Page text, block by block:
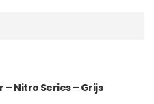
Nitro Series – Grijs